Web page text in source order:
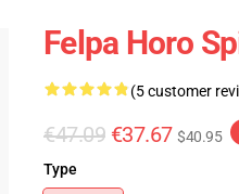
Felpa Horo
(5 customer
€47.09 €37.67 $40.95
Type